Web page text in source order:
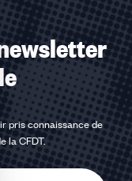
pris connaissance de
la CFDT.